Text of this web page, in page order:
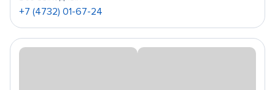
+7 (4732) 01-67-24